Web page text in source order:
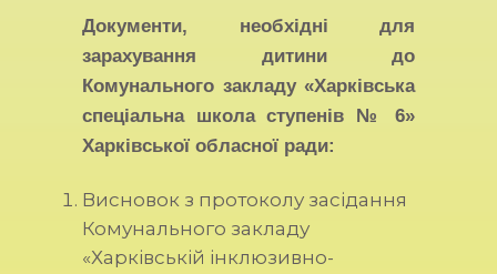
Документи, необхідні для
зарахування дитини до
Комунального закладу «Харківська
спеціальна школа ступенів № 6»
Харківської обласної ради:
Висновок з протоколу засідання
Комунального закладу
«Харківській інклюзивно-